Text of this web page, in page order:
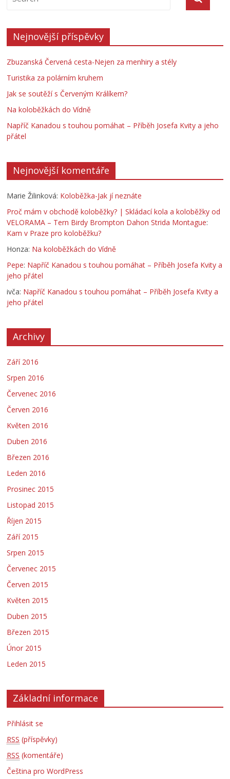
Nejnovější příspěvky
Zbuzanská Červená cesta-Nejen za menhiry a stély
Turistika za polárním kruhem
Jak se soutěží s Červeným Králíkem?
Na koloběžkách do Vídně
Napříč Kanadou s touhou pomáhat – Příběh Josefa Kvity a jeho
přátel
Nejnovější komentáře
Marie Žilinková: Koloběžka-Jak jí neznáte
Proč mám v obchodě koloběžky? | Skládací kola a koloběžky od
VELORAMA – Tern Birdy Brompton Dahon Strida Montague:
Kam v Praze pro koloběžku?
Honza: Na koloběžkách do Vídně
Pepe: Napříč Kanadou s touhou pomáhat – Příběh Josefa Kvity a
jeho přátel
ivča: Napříč Kanadou s touhou pomáhat – Příběh Josefa Kvity a
jeho přátel
Archivy
Září 2016
Srpen 2016
Červenec 2016
Červen 2016
Květen 2016
Duben 2016
Březen 2016
Leden 2016
Prosinec 2015
Listopad 2015
Říjen 2015
Září 2015
Srpen 2015
Červenec 2015
Červen 2015
Květen 2015
Duben 2015
Březen 2015
Únor 2015
Leden 2015
Základní informace
Přihlásit se
RSS (příspěvky)
RSS (komentáře)
Čeština pro WordPress